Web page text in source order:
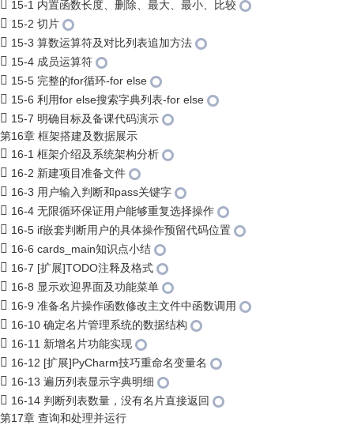
15-1 内置函数长度、删除、最大、最小、比较
15-2 切片
15-3 算数运算符及对比列表追加方法
15-4 成员运算符
15-5 完整的for循环-for else
15-6 利用for else搜索字典列表-for else
15-7 明确目标及备课代码演示
第16章 框架搭建及数据展示
16-1 框架介绍及系统架构分析
16-2 新建项目准备文件
16-3 用户输入判断和pass关键字
16-4 无限循环保证用户能够重复选择操作
16-5 if嵌套判断用户的具体操作预留代码位置
16-6 cards_main知识点小结
16-7 [扩展]TODO注释及格式
16-8 显示欢迎界面及功能菜单
16-9 准备名片操作函数修改主文件中函数调用
16-10 确定名片管理系统的数据结构
16-11 新增名片功能实现
16-12 [扩展]PyCharm技巧重命名变量名
16-13 遍历列表显示字典明细
16-14 判断列表数量，没有名片直接返回
第17章 查询和处理并运行